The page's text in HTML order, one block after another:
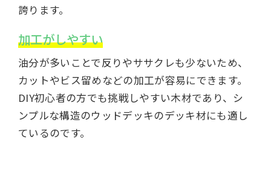
誇ります。
加工がしやすい
油分が多いことで反りやササクレも少ないため、
カットやビス留めなどの加工が容易にできます。
DIY初心者の方でも挑戦しやすい木材であり、シ
ンプルな構造のウッドデッキのデッキ材にも適し
ているのです。